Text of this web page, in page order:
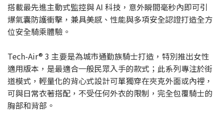
搭載最先進主動式監控與 AI 科技，意外瞬間毫秒內即可引
爆氣囊防護衝擊，兼具美感、性能與多項安全認證打造全方
位安全騎乘體驗。
Tech-Air® 3 主要是為城市通勤族騎士打造，特別推出女性
適用版本，是最適合一般民眾入手的款式；此系列專注於街
道模式，輕量化的背心式設計可單獨穿在夾克外面或內裡，
可與日常衣著搭配，不受任何外衣的限制，完全包覆騎士的
胸部和背部。